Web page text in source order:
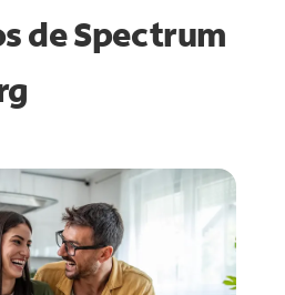
de Spectrum